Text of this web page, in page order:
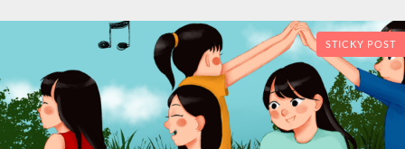
STICKY POST